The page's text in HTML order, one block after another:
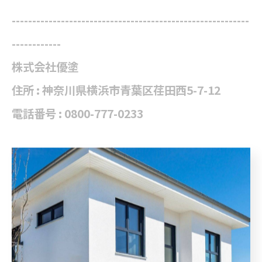
----------------------------------------------------------
------------
株式会社優塗
住所 : 神奈川県横浜市青葉区荏田西5-7-12
電話番号 : 0800-777-0233
横浜周辺で隅々まで屋根を修繕
横浜周辺で妥協のない防水工事
----------------------------------------------------------